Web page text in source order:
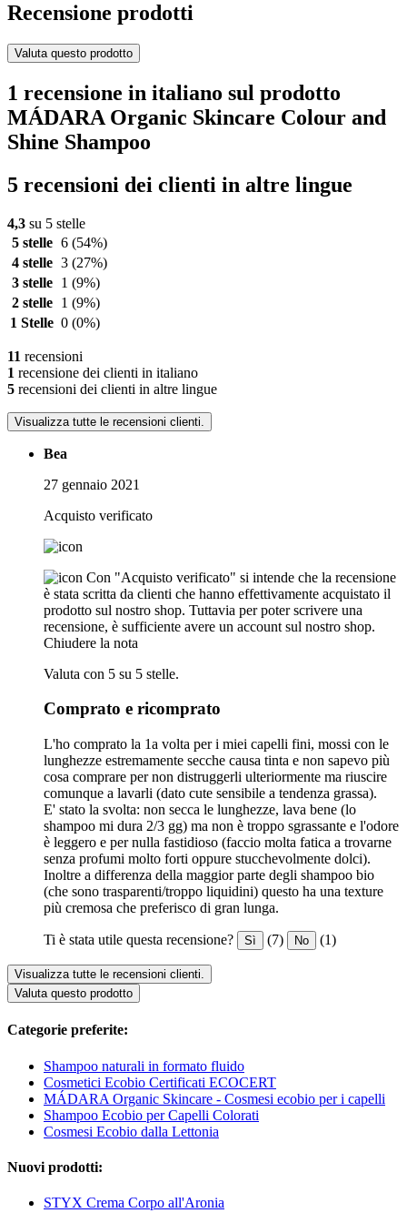
Recensione prodotti
Valuta questo prodotto
1 recensione in italiano sul prodotto
MÁDARA Organic Skincare Colour and
Shine Shampoo
5 recensioni dei clienti in altre lingue
4,3 su 5 stelle
5 stelle 6 (54%)
4 stelle 3 (27%)
3 stelle
1 (9%)
2 stelle
1 (9%)
1 Stelle 0 (0%)
11 recensioni
1 recensione dei clienti in italiano
5 recensioni dei clienti in altre lingue
Visualizza tutte le recensioni clienti.
Bea
27 gennaio 2021
Acquisto verificato
Con "Acquisto verificato" si intende che la recensione
è stata scritta da clienti che hanno effettivamente acquistato il
prodotto sul nostro shop. Tuttavia per poter scrivere una
recensione, è sufficiente avere un account sul nostro shop.
Chiudere la nota
Valuta con 5 su 5 stelle.
Comprato e ricomprato
L'ho comprato la 1a volta per i miei capelli fini, mossi con le
lunghezze estremamente secche causa tinta e non sapevo più
cosa comprare per non distruggerli ulteriormente ma riuscire
comunque a lavarli (dato cute sensibile a tendenza grassa).
E' stato la svolta: non secca le lunghezze, lava bene (lo
shampoo mi dura 2/3 gg) ma non è troppo sgrassante e l'odore
è leggero e per nulla fastidioso (faccio molta fatica a trovarne
senza profumi molto forti oppure stucchevolmente dolci).
Inoltre a differenza della maggior parte degli shampoo bio
(che sono trasparenti/troppo liquidini) questo ha una texture
più cremosa che preferisco di gran lunga.
Ti è stata utile questa recensione? Sì (7) No (1)
Visualizza tutte le recensioni clienti.
Valuta questo prodotto
Categorie preferite:
Shampoo naturali in formato fluido
Cosmetici Ecobio Certificati ECOCERT
MÁDARA Organic Skincare - Cosmesi ecobio per i capelli
Shampoo Ecobio per Capelli Colorati
Cosmesi Ecobio dalla Lettonia
Nuovi prodotti:
STYX Crema Corpo all'Aronia